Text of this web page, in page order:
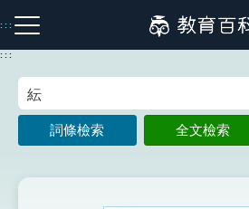
到
主
:::
注音索引圖示 筆畫索引圖示
:::
詞條檢索 全文檢索